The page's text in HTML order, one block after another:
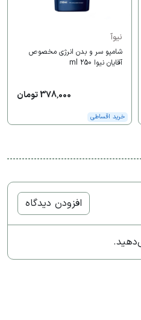
نیوآ
شامپو سر و بدن انرژی مخصوص
آقایان نیوا 250 ml
378,000 تومان
خرید اقساطی
افزودن دیدگاه